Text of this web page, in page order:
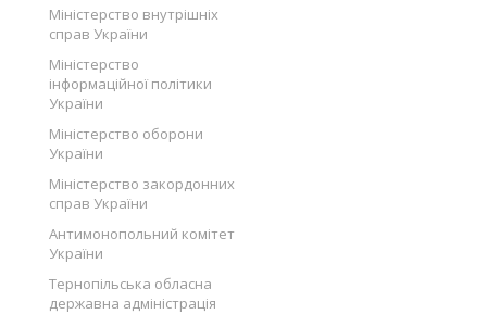
Міністерство внутрішніх
справ України
Міністерство
інформаційної політики
України
Міністерство оборони
України
Міністерство закордонних
справ України
Антимонопольний комітет
України
Тернопільська обласна
державна адміністрація